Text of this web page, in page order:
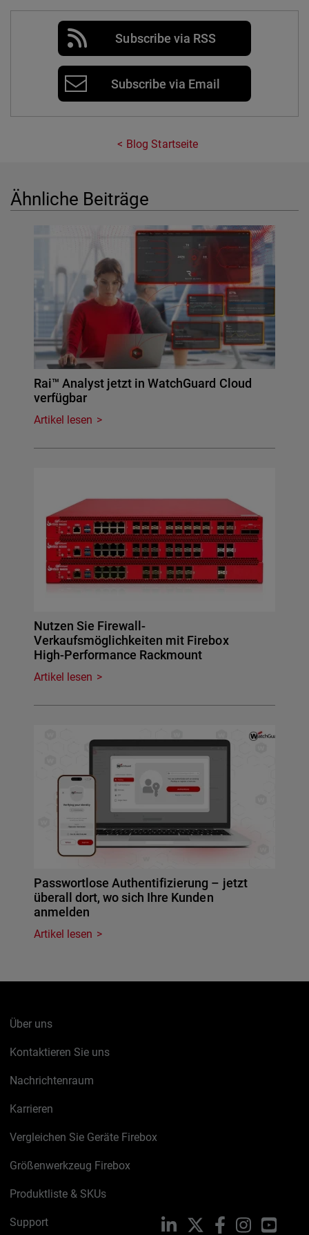
Subscribe via RSS
Subscribe via Email
Blog Startseite
Ähnliche Beiträge
Rai™ Analyst jetzt in WatchGuard Cloud
verfügbar
Artikel lesen
Nutzen Sie Firewall-
Verkaufsmöglichkeiten mit Firebox
High-Performance Rackmount
Artikel lesen
Passwortlose Authentifizierung – jetzt
überall dort, wo sich Ihre Kunden
anmelden
Artikel lesen
Über uns
Kontaktieren Sie uns
Nachrichtenraum
Karrieren
Vergleichen Sie Geräte Firebox
Größenwerkzeug Firebox
Produktliste & SKUs
Support LinkedIn FacebookInstagram